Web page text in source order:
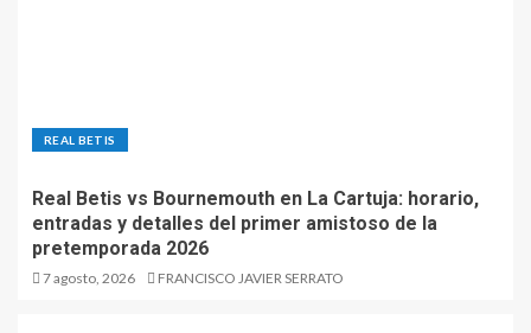
REAL BETIS
Real Betis vs Bournemouth en La Cartuja: horario,
entradas y detalles del primer amistoso de la
pretemporada 2026
7 agosto, 2026 FRANCISCO JAVIER SERRATO